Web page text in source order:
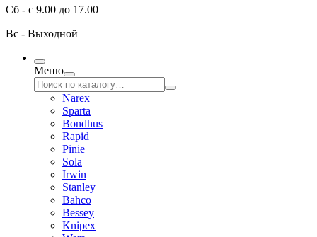
Сб - с 9.00 до 17.00
Вс - Выходной
Меню
Narex
Sparta
Bondhus
Rapid
Pinie
Sola
Irwin
Stanley
Bahco
Bessey
Knipex